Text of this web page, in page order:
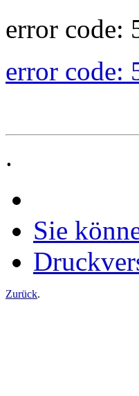
error code:
error code:
.
Sie
Zurück.